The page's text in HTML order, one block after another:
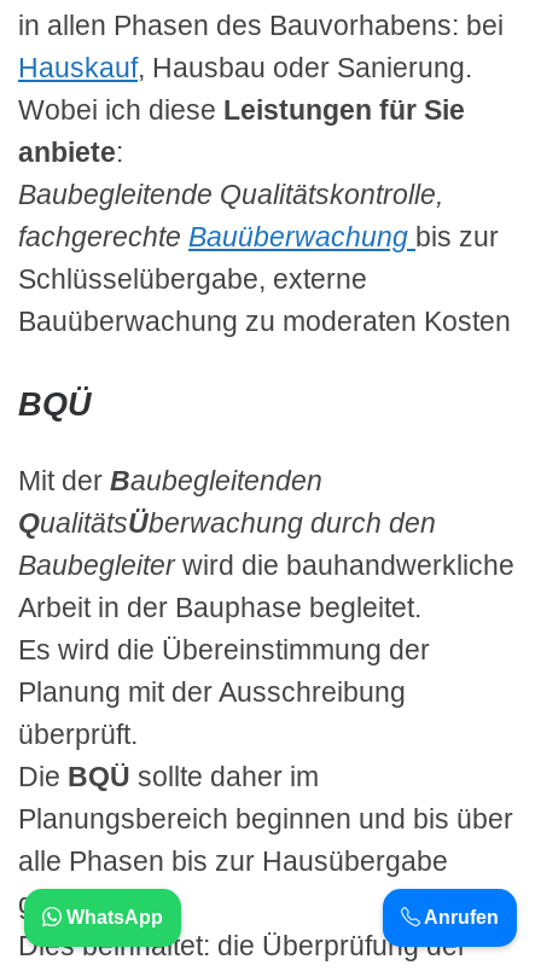
in allen Phasen des Bauvorhabens: bei
Hauskauf, Hausbau oder Sanierung.
Wobei ich diese Leistungen für Sie
anbiete:
Baubegleitende Qualitätskontrolle,
fachgerechte Bauüberwachung bis zur
Schlüsselübergabe, externe
Bauüberwachung zu moderaten Kosten
BQÜ
Mit der Baubegleitenden
QualitätsÜberwachung durch den
Baubegleiterwird die bauhandwerkliche
Arbeit in der Bauphase begleitet.
Es wird die Übereinstimmung der
Planung mit der Ausschreibung
überprüft.
Die BQÜ sollte daher im
Planungsbereich beginnen und bis über
alle Phasen bis zur Hausübergabe
gehen!
Dies beinhaltet: die Überprüfung der
Anrufen
WhatsApp